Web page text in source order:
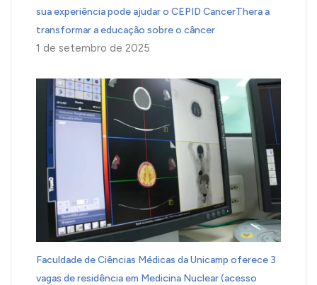
sua experiência pode ajudar o CEPID CancerThera a
transformar a educação sobre o câncer
1 de setembro de 2025
Faculdade de Ciências Médicas da Unicamp oferece 3
vagas de residência em Medicina Nuclear (acesso